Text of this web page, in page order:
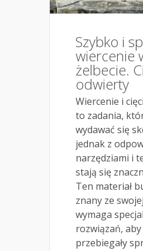
Szybko i
wiercenie
żelbecie.
odwierty
Wiercenie i
to zadania,
wydawać się
jednak z
narzędziami i
stają się
Ten materiał
znany ze
wymaga
rozwiązań,
przebiegały